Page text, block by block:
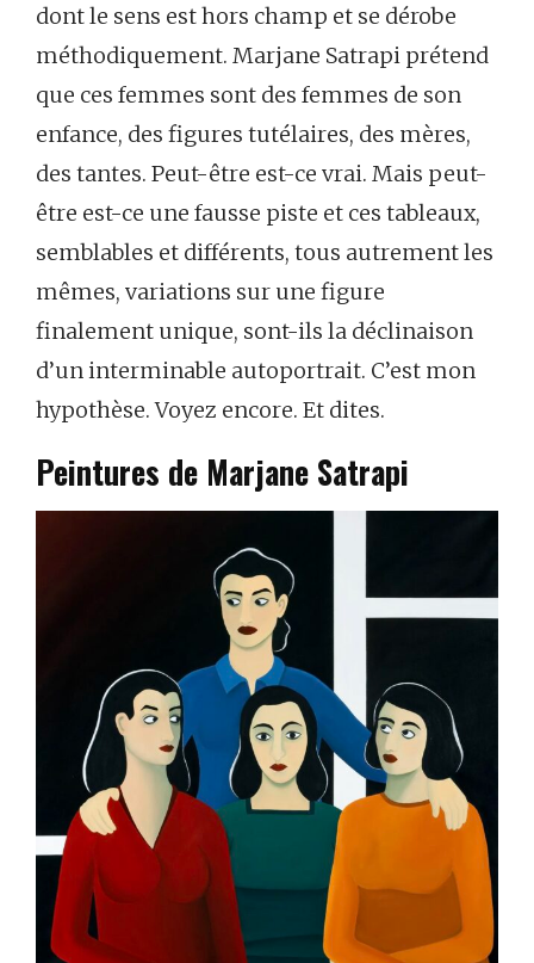
dont le sens est hors champ et se dérobe
méthodiquement. Marjane Satrapi prétend
que ces femmes sont des femmes de son
enfance, des figures tutélaires, des mères,
des tantes. Peut-être est-ce vrai. Mais peut-
être est-ce une fausse piste et ces tableaux,
semblables et différents, tous autrement les
mêmes, variations sur une figure
finalement unique, sont-ils la déclinaison
d’un interminable autoportrait. C’est mon
hypothèse. Voyez encore. Et dites.
Peintures de Marjane Satrapi